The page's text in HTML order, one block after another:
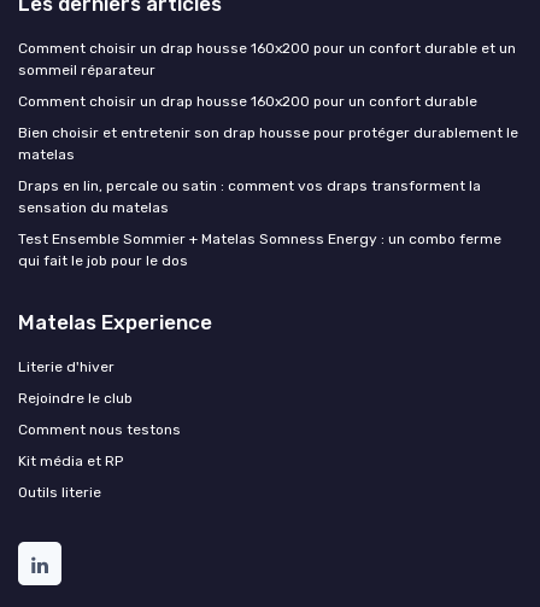
Comment choisir un drap housse 160x200 pour un confort durable et un
sommeil réparateur
Comment choisir un drap housse 160x200 pour un confort durable
Bien choisir et entretenir son drap housse pour protéger durablement le
matelas
Draps en lin, percale ou satin : comment vos draps transforment la
sensation du matelas
Test Ensemble Sommier + Matelas Somness Energy : un combo ferme
qui fait le job pour le dos
Matelas Experience
Literie d'hiver
Rejoindre le club
Comment nous testons
Kit média et RP
Outils literie